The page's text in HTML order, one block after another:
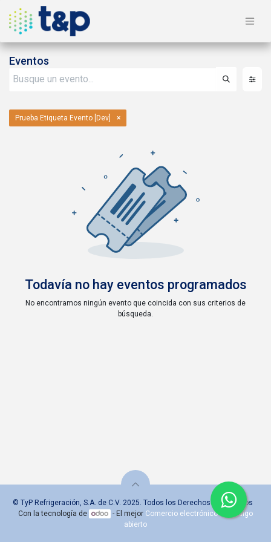
Eventos
Prueba Etiqueta Evento [Dev] ×
Todavía no hay eventos programados
No encontramos ningún evento que coincida con sus criterios de
búsqueda.
© TyP Refrigeración, S.A. de C.V. 2025. Todos los Derechos Reservados
Con la tecnología de
- El mejor Comercio electrónico de código
abierto